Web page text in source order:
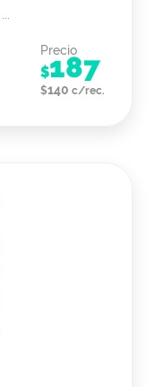
Precio
$187
$140 c/rec.